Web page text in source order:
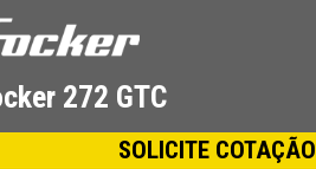
272 GTC
SOLICITE COTAÇÃO